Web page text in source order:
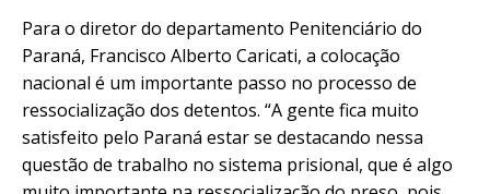
Para o diretor do departamento Penitenciário do
Paraná, Francisco Alberto Caricati, a colocação
nacional é um importante passo no processo de
ressocialização dos detentos. “A gente fica muito
satisfeito pelo Paraná estar se destacando nessa
questão de trabalho no sistema prisional, que é algo